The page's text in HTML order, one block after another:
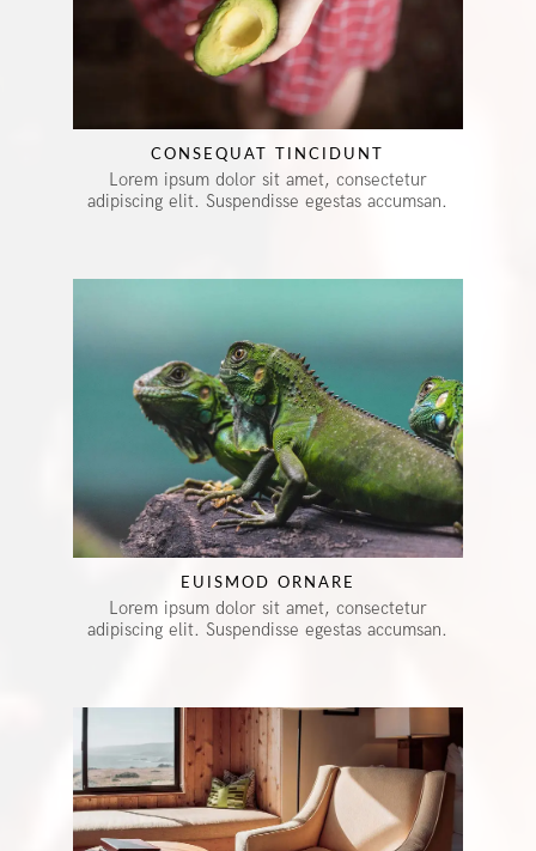
CONSEQUAT TINCIDUNT
Lorem ipsum dolor sit amet, consectetur
adipiscing elit. Suspendisse egestas accumsan.
EUISMOD ORNARE
Lorem ipsum dolor sit amet, consectetur
adipiscing elit. Suspendisse egestas accumsan.